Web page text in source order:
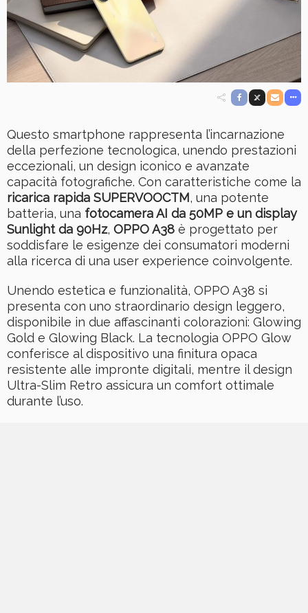
Questo smartphone rappresenta l’incarnazione
della perfezione tecnologica, unendo prestazioni
eccezionali, un design iconico e avanzate
capacità fotografiche. Con caratteristiche come la
ricarica rapida SUPERVOOCTM, una potente
batteria, una fotocamera AI da 50MP e un display
Sunlight da 90Hz, OPPO A38 è progettato per
soddisfare le esigenze dei consumatori moderni
alla ricerca di una user experience coinvolgente.
Unendo estetica e funzionalità, OPPO A38 si
presenta con uno straordinario design leggero,
disponibile in due affascinanti colorazioni: Glowing
Gold e Glowing Black. La tecnologia OPPO Glow
conferisce al dispositivo una finitura opaca
resistente alle impronte digitali, mentre il design
Ultra-Slim Retro assicura un comfort ottimale
durante l’uso.